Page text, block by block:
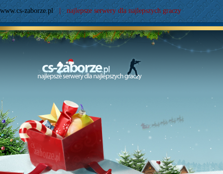
www.cs-zaborze.pl| najlepsze serwery dla najlepszych graczy